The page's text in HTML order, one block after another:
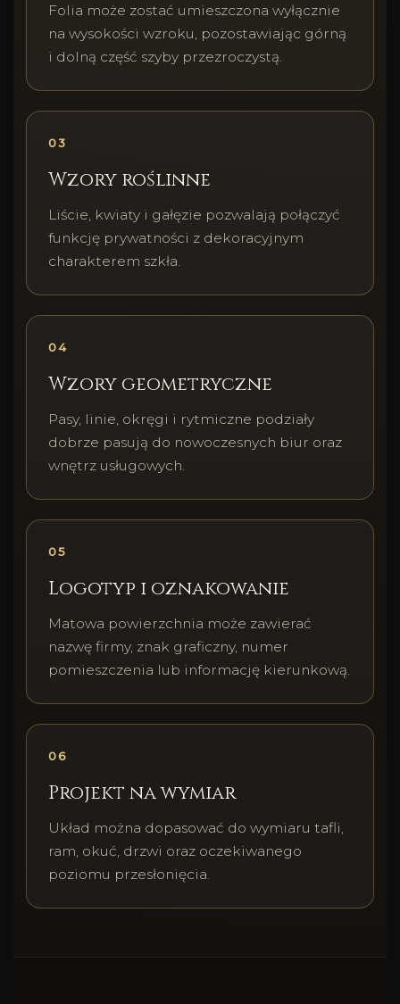
Folia może zostać umieszczona wyłącznie
na wysokości wzroku, pozostawiając górną
i dolną część szyby przezroczystą.
03
Wzory roślinne
Liście, kwiaty i gałęzie pozwalają połączyć
funkcję prywatności z dekoracyjnym
charakterem szkła.
04
Wzory geometryczne
Pasy, linie, okręgi i rytmiczne podziały
dobrze pasują do nowoczesnych biur oraz
wnętrz usługowych.
05
Logotyp i oznakowanie
Matowa powierzchnia może zawierać
nazwę firmy, znak graficzny, numer
pomieszczenia lub informację kierunkową.
06
Projekt na wymiar
Układ można dopasować do wymiaru tafli,
ram, okuć, drzwi oraz oczekiwanego
poziomu przesłonięcia.